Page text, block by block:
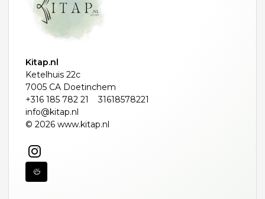
Kitap.nl
Ketelhuis 22c
7005 CA Doetinchem
+316 185 782 21
31618578221
info@kitap.nl
© 2026 www.kitap.nl